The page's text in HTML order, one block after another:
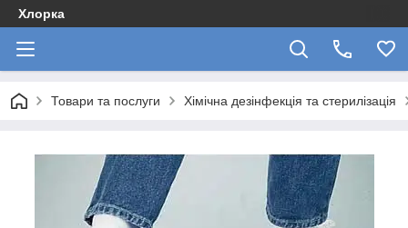
Хлорка
Товари та послуги Хімічна дезінфекція та стерилізація